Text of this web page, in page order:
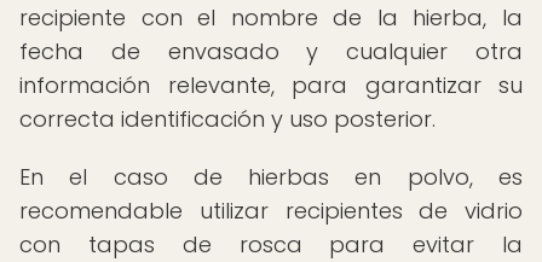
recipiente con el nombre de la hierba, la
fecha de envasado y cualquier otra
información relevante, para garantizar su
correcta identificación y uso posterior.
En el caso de hierbas en polvo, es
recomendable utilizar recipientes de vidrio
con tapas de rosca para evitar la